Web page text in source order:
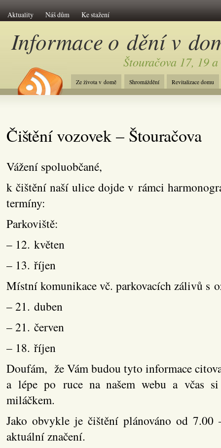
Aktuality Náš dům Ke stažení
Informace o dění v
Štouračova 17, 19
Ze života v domě Shromáždění Revitalizace domu
Čištění vozovek – Štouračova
Vážení spoluobčané,
k čištění naší ulice dojde v rámci
termíny:
Parkoviště:
– 12. květen
– 13. říjen
Místní komunikace vč. parkovacích zálivů s
– 21. duben
– 21. červen
– 18. říjen
Doufám, že Vám budou tyto informace
a lépe po ruce na našem webu a včas
miláčkem.
Jako obvykle je čištění plánováno od
aktuální značení.